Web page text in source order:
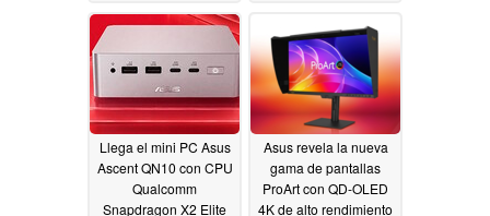
06/02/2026
Llega el mini PC Asus
Ascent QN10 con CPU
Qualcomm
Snapdragon X2 Elite
Asus revela la nueva
gama de pantallas
ProArt con QD-OLED
4K de alto rendimiento